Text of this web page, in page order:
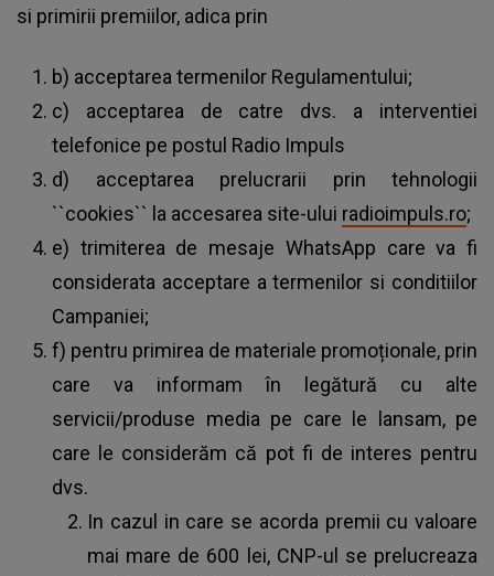
si primirii premiilor, adica prin
b) acceptarea termenilor Regulamentului;
c) acceptarea de catre dvs. a interventiei
telefonice pe postul Radio Impuls
d) acceptarea prelucrarii prin tehnologii
``cookies`` la accesarea site-ului radioimpuls.ro;
e) trimiterea de mesaje WhatsApp care va fi
considerata acceptare a termenilor si conditiilor
Campaniei;
f) pentru primirea de materiale promoționale, prin
care va informam în legătură cu alte
servicii/produse media pe care le lansam, pe
care le considerăm că pot fi de interes pentru
dvs.
In cazul in care se acorda premii cu valoare
mai mare de 600 lei, CNP-ul se prelucreaza